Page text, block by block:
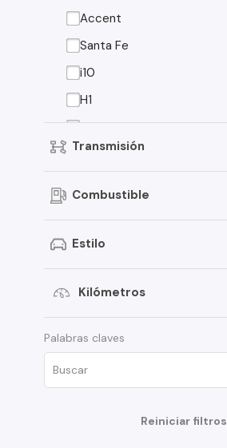
Accent
Santa Fe
i10
H1
EON
Elantra
i30
i20
Verna
Venue
Grand i-10 Sedán
Transmisión
Combustible
Estilo
Kilómetros
Palabras claves
Reiniciar filtros